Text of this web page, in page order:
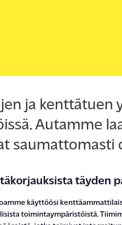
SUOMI
ja kenttätuen
Autamme
saumattomasti
täyden
käyttöösi
toimintaympäristöistä.